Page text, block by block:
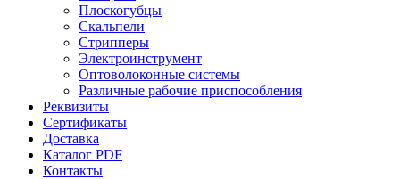
Плоскогубцы
Скальпели
Стрипперы
Электроинструмент
Оптоволоконные системы
Различные рабочие приспособления
Реквизиты
Сертификаты
Доставка
Каталог PDF
Контакты